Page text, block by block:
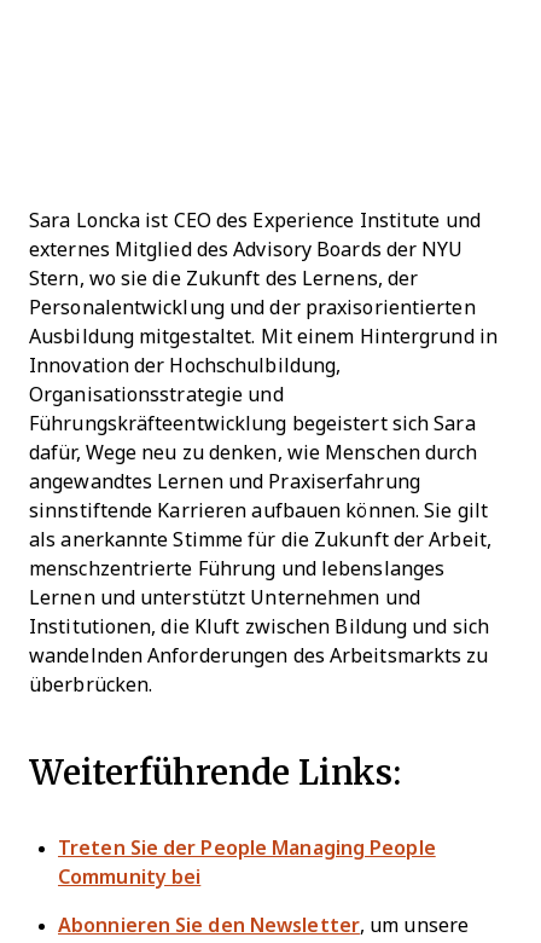
Sara Loncka ist CEO des Experience Institute und
externes Mitglied des Advisory Boards der NYU
Stern, wo sie die Zukunft des Lernens, der
Personalentwicklung und der praxisorientierten
Ausbildung mitgestaltet. Mit einem Hintergrund in
Innovation der Hochschulbildung,
Organisationsstrategie und
Führungskräfteentwicklung begeistert sich Sara
dafür, Wege neu zu denken, wie Menschen durch
angewandtes Lernen und Praxiserfahrung
sinnstiftende Karrieren aufbauen können. Sie gilt
als anerkannte Stimme für die Zukunft der Arbeit,
menschzentrierte Führung und lebenslanges
Lernen und unterstützt Unternehmen und
Institutionen, die Kluft zwischen Bildung und sich
wandelnden Anforderungen des Arbeitsmarkts zu
überbrücken.
Weiterführende Links:
Treten Sie der People Managing People
Community bei
Abonnieren Sie den Newsletter, um unsere